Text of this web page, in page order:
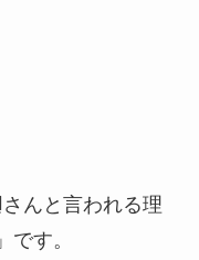
んと言われる理
」です。